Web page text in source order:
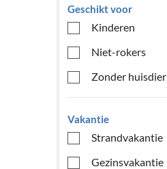
Geschikt voor
Kinderen
Niet-rokers
Zonder huisdier
Vakantie
Strandvakantie
Gezinsvakantie